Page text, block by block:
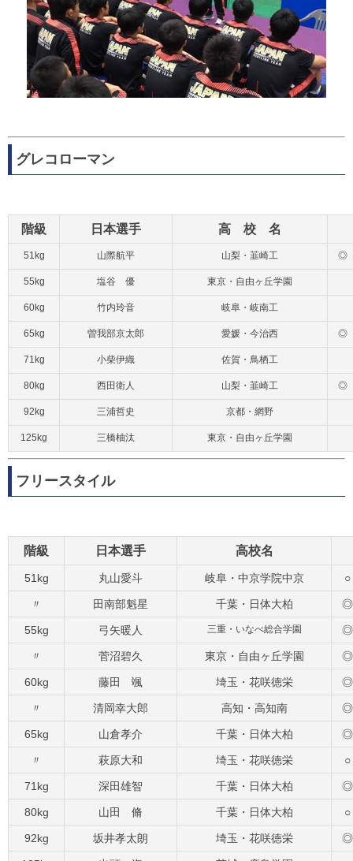
グレコローマン
階級 日本選手 高 校 名
51kg 山際航平 山梨・韮崎工 ◎
55kg 塩谷 優 東京・自由ヶ丘学園
60kg 竹内玲音 岐阜・岐南工
65kg 曽我部京太郎 愛媛・今治西 ◎
71kg 小柴伊織 佐賀・鳥栖工
80kg 西田衛人 山梨・韮崎工 ◎
92kg 三浦哲史 京都・網野
125kg 三橋柚汰 東京・自由ヶ丘学園
フリースタイル
階級 日本選手 高校名
51kg 丸山愛斗 岐阜・中京学院中京 ○
〃 田南部魁星 千葉・日体大柏 ◎
55kg 弓矢暖人 三重・いなべ総合学園 ◎
〃 菅沼碧久 東京・自由ヶ丘学園 ◎
60kg 藤田 颯 埼玉・花咲徳栄 ◎
〃 清岡幸大郎 高知・高知南 ◎
65kg 山倉孝介 千葉・日体大柏 ◎
〃 萩原大和 埼玉・花咲徳栄 ○
71kg 深田雄智 千葉・日体大柏 ◎
80kg 山田 脩 千葉・日体大柏 ○
92kg 坂井孝太朗 埼玉・花咲徳栄 ◎